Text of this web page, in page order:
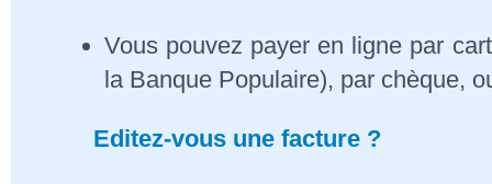
Vous pouvez payer en ligne par
la Banque Populaire), par chèque,
Editez-vous une facture ?